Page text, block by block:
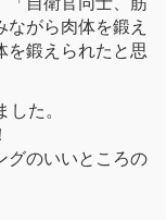
がら肉体を鍛え
を鍛えられたと思
た。
グのいいところの